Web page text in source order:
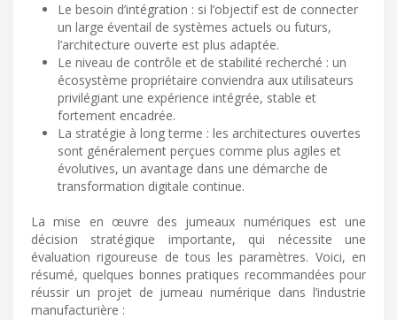
Le besoin d’intégration : si l’objectif est de connecter
un large éventail de systèmes actuels ou futurs,
l’architecture ouverte est plus adaptée.
Le niveau de contrôle et de stabilité recherché : un
écosystème propriétaire conviendra aux utilisateurs
privilégiant une expérience intégrée, stable et
fortement encadrée.
La stratégie à long terme : les architectures ouvertes
sont généralement perçues comme plus agiles et
évolutives, un avantage dans une démarche de
transformation digitale continue.
La mise en œuvre des jumeaux numériques est une
décision stratégique importante, qui nécessite une
évaluation rigoureuse de tous les paramètres. Voici, en
résumé, quelques bonnes pratiques recommandées pour
réussir un projet de jumeau numérique dans l’industrie
manufacturière :